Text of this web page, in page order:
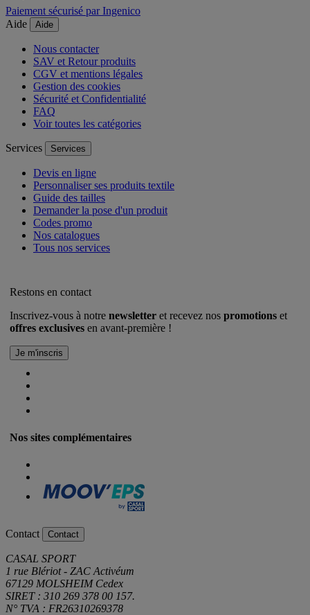
Paiement sécurisé par Ingenico
Aide
Aide
Nous contacter
SAV et Retour produits
CGV et mentions légales
Gestion des cookies
Sécurité et Confidentialité
FAQ
Voir toutes les catégories
Services Services
Devis en ligne
Personnaliser ses produits textile
Guide des tailles
Demander la pose d'un produit
Codes promo
Nos catalogues
Tous nos services
Restons en contact
Inscrivez-vous à notre newsletter et recevez nos promotions et
offres exclusives en avant-première !
Nos sites complémentaires
Contact Contact
CASAL SPORT
1 rue Blériot - ZAC Activéum
67129 MOLSHEIM Cedex
SIRET : 310 269 378 00 157.
N° TVA : FR26310269378